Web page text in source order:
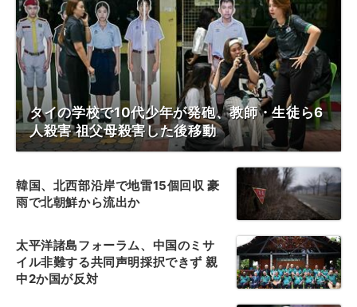
タイの学校で10代少年が発砲、教師・生徒ら6
人殺害 祖父母殺害した後移動
韓国、北西部沿岸で地雷15個回収 豪
雨で北朝鮮から流出か
太平洋諸島フォーラム、中国のミサ
イル非難する共同声明採択できず 親
中2か国が反対